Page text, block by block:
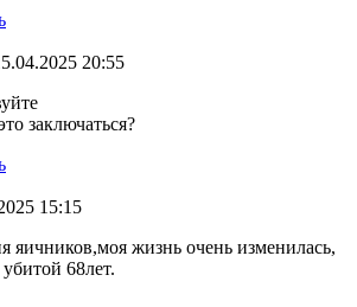
20:55
заключаться?
15:15
яичников,моя жизнь очень изменилась,
68лет.